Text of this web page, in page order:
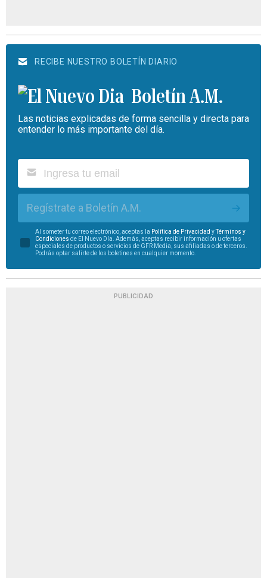
RECIBE NUESTRO BOLETÍN DIARIO
Boletín A.M.
Las noticias explicadas de forma sencilla y directa para
entender lo más importante del día.
Regístrate a Boletín A.M.
Al someter tu correo electrónico, aceptas la Política de Privacidad yTérminos y
Condiciones de El Nuevo Día. Además, aceptas recibir información u ofertas
especiales de productos o servicios de GFR Media, sus afiliadas o de terceros.
Podrás optar salirte de los boletines en cualquier momento.
PUBLICIDAD